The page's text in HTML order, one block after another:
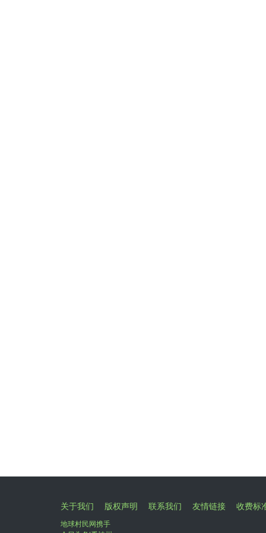
关于我们 版权声明 联系我们 友情链接 收费标
地球村民网携手